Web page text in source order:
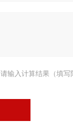
请输入计算结果（填